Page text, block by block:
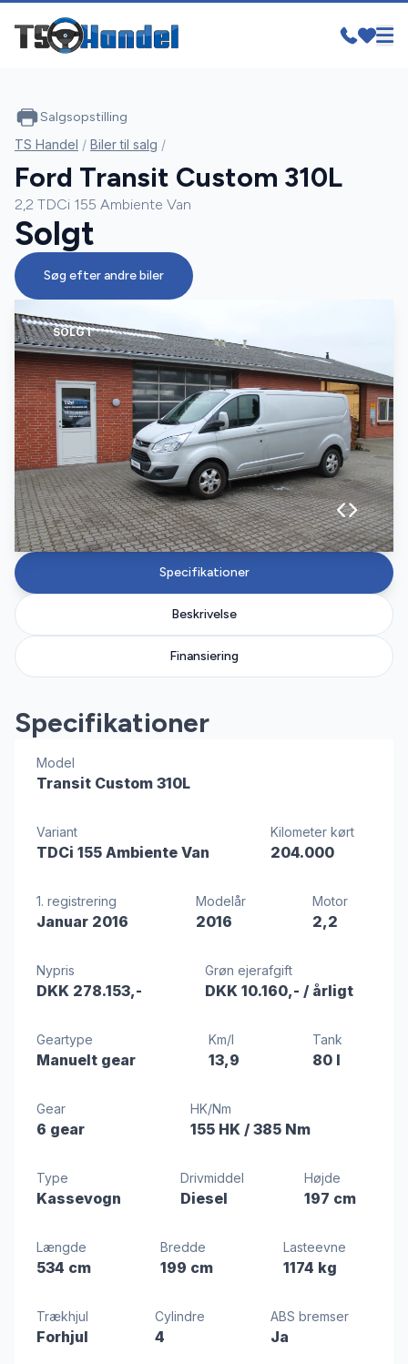
SOLGT
Specifikationer
Beskrivelse
Finansiering
Specifikationer
Model
Transit Custom 310L
Variant
TDCi 155 Ambiente Van
Kilometer kørt
204.000
1. registrering
Januar 2016
Modelår
2016
Motor
2,2
Nypris
DKK 278.153,-
Grøn ejerafgift
DKK 10.160,- / årligt
Geartype
Manuelt gear
Km/l
13,9
Tank
80 l
Gear
6 gear
HK/Nm
155 HK / 385 Nm
Type
Kassevogn
Drivmiddel
Diesel
Højde
197 cm
Længde
534 cm
Bredde
199 cm
Lasteevne
1174 kg
Trækhjul
Forhjul
Cylindre
4
ABS bremser
Ja
Salgsopstilling
TS Handel / Biler til salg /
Ford Transit Custom 310L
2,2 TDCi 155 Ambiente Van
Solgt
Søg efter andre biler